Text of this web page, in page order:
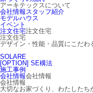
アーキテックスについて
会社情報スタッフ紹介
モデルハウス
イベント
注文住宅注文住宅
注文住宅
デザイン・性能・品質にこだわ
SOLARE
[OPTION] SE構法
施工事例
会社情報会社情報
会社情報
大切なお家づくり、わたしたち